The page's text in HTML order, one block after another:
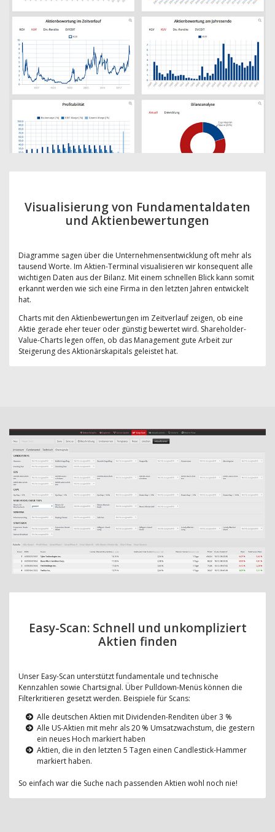
Visualisierung von Fundamentaldaten
und Aktienbewertungen
Diagramme sagen über die Unternehmensentwicklung oft mehr als
tausend Worte. Im Aktien-Terminal visualisieren wir konsequent alle
wichtigen Daten aus der Bilanz. Mit einem schnellen Blick kann somit
erkannt werden wie sich eine Firma in den letzten Jahren entwickelt
hat.
Charts mit den Aktienbewertungen im Zeitverlauf zeigen, ob eine
Aktie gerade eher teuer oder günstig bewertet wird. Shareholder-
Value-Charts legen offen, ob das Management gute Arbeit zur
Steigerung des Aktionärskapitals geleistet hat.
Easy-Scan: Schnell und unkompliziert
Aktien finden
Unser Easy-Scan unterstützt fundamentale und technische
Kennzahlen sowie Chartsignal. Über Pulldown-Menüs können die
Filterkritieren gesetzt werden. Beispiele für Scans:
Alle deutschen Aktien mit Dividenden-Renditen über 3 %
Alle US-Aktien mit mehr als 20 % Umsatzwachstum, die gestern
ein neues Hoch markiert haben
Aktien, die in den letzten 5 Tagen einen Candlestick-Hammer
markiert haben.
So einfach war die Suche nach passenden Aktien wohl noch nie!